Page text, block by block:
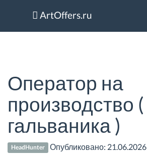
ArtOffers.ru
Оператор на
производство (
гальваника )
HeadHunter Опубликовано: 21.06.2026